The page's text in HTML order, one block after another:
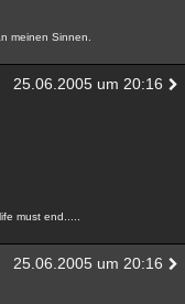
meinen Sinnen.
25.06.2005 um 20:16
must end.....
25.06.2005 um 20:16